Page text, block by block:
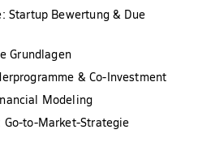
Startup Bewertung & Due
Grundlagen
& Co-Investment
Modeling
to-Market-Strategie